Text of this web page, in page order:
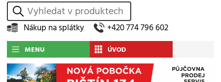
vyhledat
Nákup na splátky +420 774 796 602
MENU ÚVOD